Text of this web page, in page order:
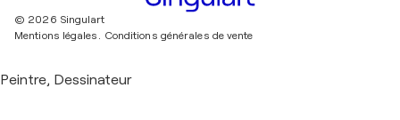
© 2026 Singulart
Mentions légales.
Conditions générales de vente
Peintre, Dessinateur